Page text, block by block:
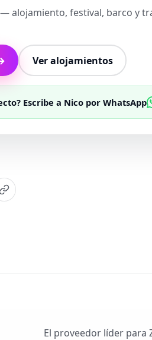
alojamiento, festival, barco y
Ver alojamientos
Escribe a Nico por WhatsApp
El proveedor líder para